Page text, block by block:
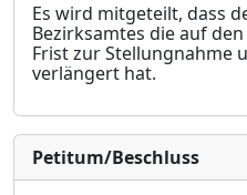
Es wird mitgeteilt, dass
Bezirksamtes die auf
Frist zur Stellungnahme
verlängert hat.
Petitum/Beschluss